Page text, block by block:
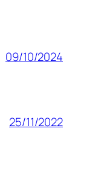
09/10/2024
25/11/2022